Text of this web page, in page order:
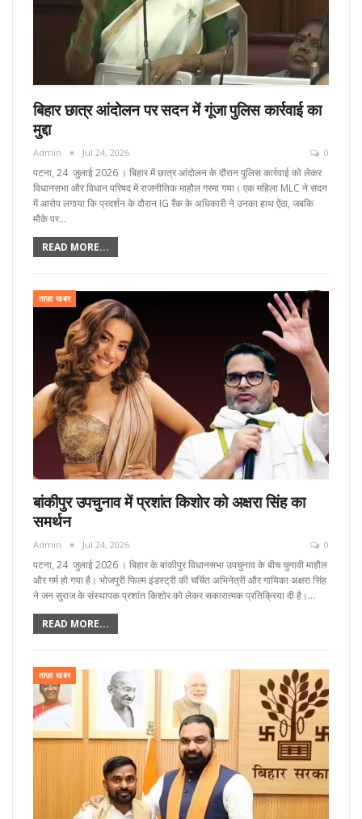
बिहार छात्र आंदोलन पर सदन में गूंजा पुलिस कार्रवाई का
मुद्दा
Admin Jul 24, 2026 0
पटना, 24 जुलाई 2026 । बिहार में छात्र आंदोलन के दौरान पुलिस कार्रवाई को लेकर
विधानसभा और विधान परिषद में राजनीतिक माहौल गरमा गया। एक महिला MLC ने सदन
में आरोप लगाया कि प्रदर्शन के दौरान IG रैंक के अधिकारी ने उनका हाथ ऐंठा, जबकि
मौके पर…
READ MORE...
ताज़ा खबर
बांकीपुर उपचुनाव में प्रशांत किशोर को अक्षरा सिंह का
समर्थन
Admin Jul 24, 2026 0
पटना, 24 जुलाई 2026 । बिहार के बांकीपुर विधानसभा उपचुनाव के बीच चुनावी माहौल
और गर्म हो गया है। भोजपुरी फिल्म इंडस्ट्री की चर्चित अभिनेत्री और गायिका अक्षरा सिंह
ने जन सुराज के संस्थापक प्रशांत किशोर को लेकर सकारात्मक प्रतिक्रिया दी है।…
READ MORE...
ताज़ा खबर